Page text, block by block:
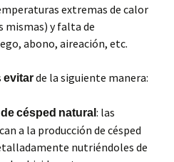
extremas de calor
mismas) y falta de
abono, aireación, etc.
evitarde la siguiente manera:
decésped natural : las
a la producción de césped
nutriéndoles de